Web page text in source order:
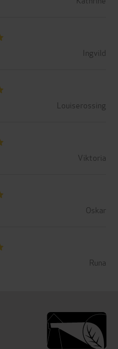
Ingvild
Louiserossing
Viktoria
Oskar
Runa